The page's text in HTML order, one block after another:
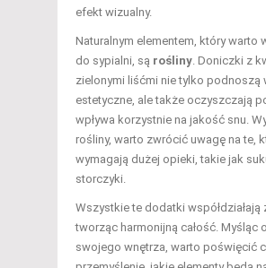
efekt wizualny.
Naturalnym elementem, który warto
do sypialni, są rośliny . Doniczki z
zielonymi liśćmi nie tylko podnoszą
estetyczne, ale także oczyszczają
wpływa korzystnie na jakość snu.
rośliny, warto zwrócić uwagę na te,
wymagają dużej opieki, takie jak
storczyki.
Wszystkie te dodatki współdziałają
tworząc harmonijną całość. Myśląc
swojego wnętrza, warto poświęcić